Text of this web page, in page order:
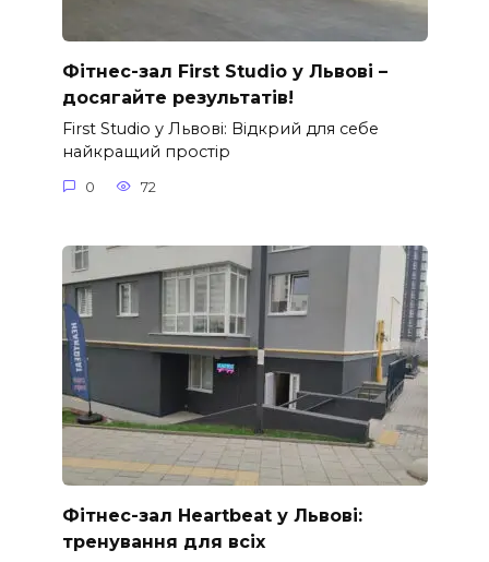
Фітнес-зал First Studio у Львові –
досягайте результатів!
First Studio у Львові: Відкрий для себе
найкращий простір
0 72
Фітнес-зал Heartbeat у Львові:
тренування для всіх